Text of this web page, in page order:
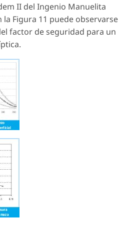
II del Ingenio Manuelita
la Figura 11 puede observarse
factor de seguridad para un